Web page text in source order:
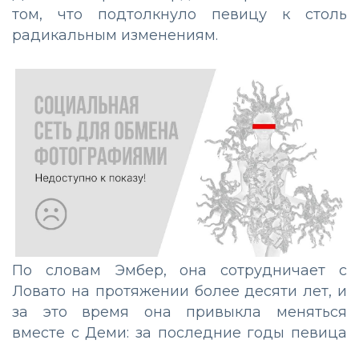
том, что подтолкнуло певицу к столь
радикальным изменениям.
По словам Эмбер, она сотрудничает с
Ловато на протяжении более десяти лет, и
за это время она привыкла меняться
вместе с Деми: за последние годы певица